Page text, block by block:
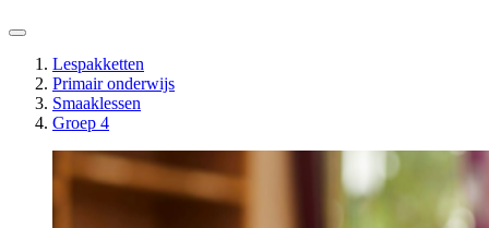
Lespakketten
Primair onderwijs
Smaaklessen
Groep 4